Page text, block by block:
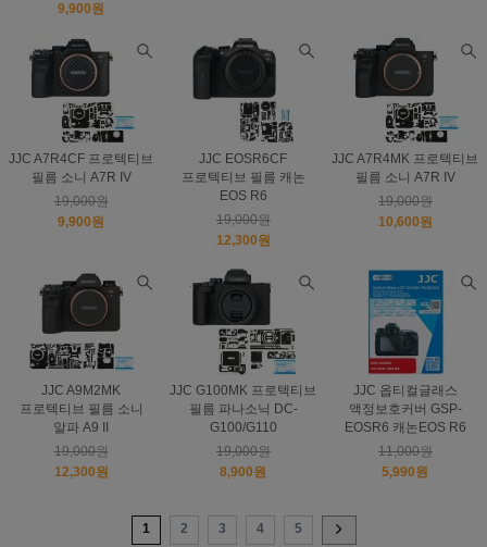
9,900원
JJC A7R4CF 프로텍티브
필름 소니 A7R IV
19,000원
9,900원
JJC EOSR6CF
프로텍티브 필름 캐논
EOS R6
19,000원
12,300원
JJC A7R4MK 프로텍티브
필름 소니 A7R IV
19,000원
10,600원
JJC A9M2MK
프로텍티브 필름 소니
알파 A9 II
19,000원
12,300원
JJC G100MK 프로텍티브
필름 파나소닉 DC-
G100/G110
19,000원
8,900원
JJC 옵티컬글래스
액정보호커버 GSP-
EOSR6 캐논EOS R6
11,000원
5,990원
1 2 3 4 5